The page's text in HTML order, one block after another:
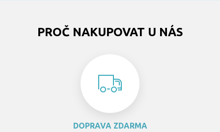
PROČ NAKUPOVAT U NÁS
DOPRAVA ZDARMA